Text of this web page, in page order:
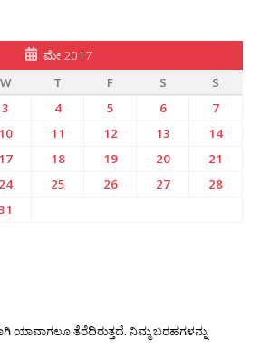
ಮೇ 2017
W T F S
S
3 4 5 6
7
10 11 12 13
14
17 18 19 20
21
24 25 26 27
28
ಯಾವಾಗಲೂ ತೆರೆದಿರುತ್ತದೆ. ನಿಮ್ಮ ಬರಹಗಳನ್ನು